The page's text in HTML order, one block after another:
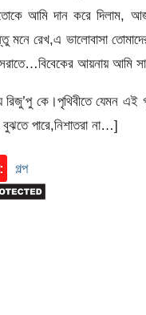
তোকে আমি দান করে দিলাম,
মনে রেখ,এ ভালোবাসা
আয়নায় আমি
রিজু’পু কে।পৃথিবীতে যেমন
বুঝতে পারে,নিশাতরা না…]
গল্প